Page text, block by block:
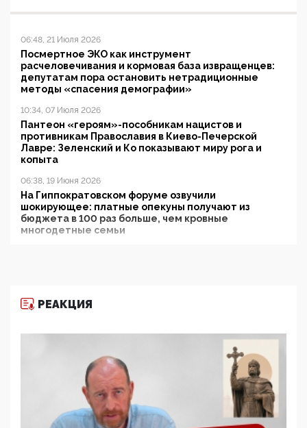
06:48, 21 Июля 2026
Посмертное ЭКО как инструмент
расчеловечивания и кормовая база извращенцев:
депутатам пора остановить нетрадиционные
методы «спасения демографии»
10:34, 07 Июля 2026
Пантеон «героям»-пособникам нацистов и
противникам Православия в Киево-Печерской
Лавре: Зеленский и Ко показывают миру рога и
копыта
06:38, 19 Июня 2026
На Гиппократовском форуме озвучили
шокирующее: платные опекуны получают из
бюджета в 100 раз больше, чем кровные
многодетные семьи
11:53, 09 Июня 2026
деятельность ИИТО ЮНЕСКО в России, но
цифроглобалисты продолжают определять
повестку в образовании
09:43, 01 Июня 2026
5G за счет здоровья граждан: Минцифры намерено
отобрать у регионов и муниципалитетов право
защищать жилые дома и социальные объекты от
РЕАКЦИЯ